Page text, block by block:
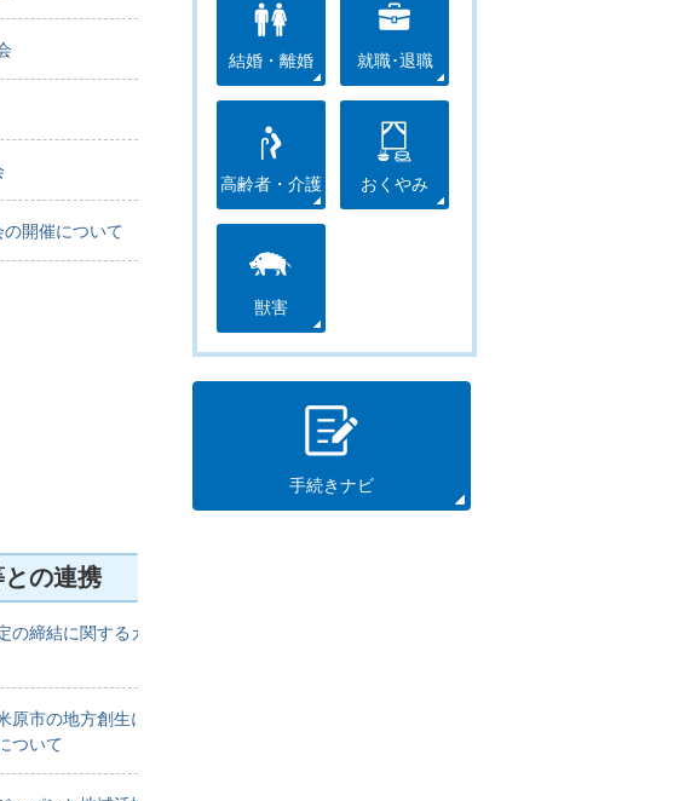
開催について
の連携
締結に関するガ
原市の地方創生に
ついて
結婚・離婚 就職･退職
高齢者・介護 おくやみ
獣害
手続きナビ